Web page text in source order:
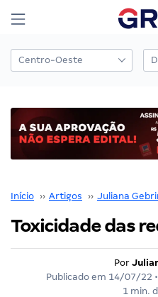
Início ›› Artigos ›› Juliana
Toxicidade das
Por
Publicado em 14/07/22
1 min.